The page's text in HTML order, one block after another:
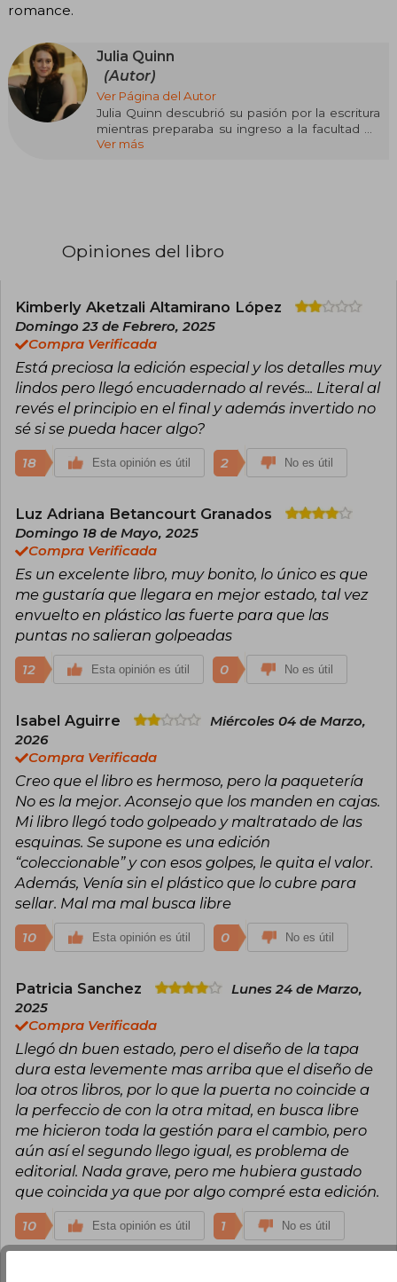
romance.
Julia Quinn
(Autor)
Ver Página del Autor
Julia Quinn descubrió su pasión por la escritura
mientras preparaba su ingreso a la facultad de
Medicina, pero no tardó en darse cuenta de
lugar en el exclusivo Romance Writers of
America Hall of Fame, honor reservado solo
para unas pocas figuras destacadas de la
literatura romántica.
Su serie más célebre, la saga de los Bridgerton,
publicada por Titania, ha conquistado a lectores
de todo el mundo y sirvió de inspiración para la
exitosa adaptación de Netflix Los Bridgerton,
llevando su universo literario a un público aún
más amplio.
Ver más
Opiniones del libro
Kimberly Aketzali Altamirano López
Domingo 23 de Febrero, 2025
Compra Verificada
Está preciosa la edición especial y los detalles muy
lindos pero llegó encuadernado al revés... Literal al
revés el principio en el final y además invertido no
sé si se pueda hacer algo?
18 Esta opinión es útil 2 No es útil
Luz Adriana Betancourt Granados
Domingo 18 de Mayo, 2025
Compra Verificada
Es un excelente libro, muy bonito, lo único es que
me gustaría que llegara en mejor estado, tal vez
envuelto en plástico las fuerte para que las
puntas no salieran golpeadas
12 Esta opinión es útil 0 No es útil
Isabel Aguirre
Miércoles 04 de Marzo,
2026
Compra Verificada
Creo que el libro es hermoso, pero la paquetería
No es la mejor. Aconsejo que los manden en cajas.
Mi libro llegó todo golpeado y maltratado de las
esquinas. Se supone es una edición
“coleccionable” y con esos golpes, le quita el valor.
Además, Venía sin el plástico que lo cubre para
sellar. Mal ma mal busca libre
10 Esta opinión es útil 0 No es útil
Patricia Sanchez
Lunes 24 de Marzo,
2025
Compra Verificada
Llegó dn buen estado, pero el diseño de la tapa
dura esta levemente mas arriba que el diseño de
loa otros libros, por lo que la puerta no coincide a
la perfeccio de con la otra mitad, en busca libre
me hicieron toda la gestión para el cambio, pero
aún así el segundo llego igual, es problema de
editorial. Nada grave, pero me hubiera gustado
que coincida ya que por algo compré esta edición.
10 Esta opinión es útil 1 No es útil